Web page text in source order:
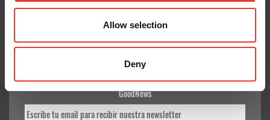
Allow selection
Deny
Pago seguro
Gastos de envío
Devolver Productos
GoodNews